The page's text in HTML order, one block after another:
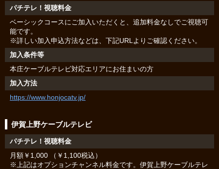
パチテレ！視聴料金
ベーシックコースにご加入いただくと、追加料金なしでご視聴可
能です。
※詳しい加入申込方法などは、下記URLよりご確認ください。
加入条件等
本庄ケーブルテレビ対応エリアにお住まいの方
加入方法
https://www.honjocatv.jp/
伊賀上野ケーブルテレビ
パチテレ！視聴料金
月額￥1,000 （￥1,100税込）
※上記はオプションチャンネル料金です。伊賀上野ケーブルテレ